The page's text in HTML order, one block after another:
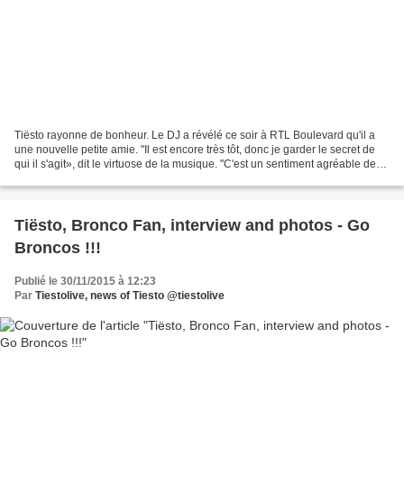
Tiësto rayonne de bonheur. Le DJ a révélé ce soir à RTL Boulevard qu'il a
une nouvelle petite amie. "Il est encore très tôt, donc je garder le secret de
qui il s'agit», dit le virtuose de la musique. "C'est un sentiment agréable de
Tiësto, Bronco Fan, interview and photos - Go
Broncos !!!
Publié le 30/11/2015 à 12:23
Par Tiestolive, news of Tiesto @tiestolive